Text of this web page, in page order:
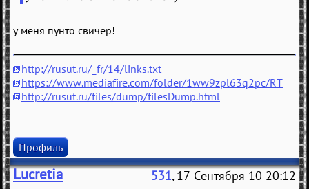
у меня пунто свичер!
http://rusut.ru/_fr/14/links.txt
https://www.mediafire.com/folder/1ww9zpl63q2pc/RT
http://rusut.ru/files/dump/filesDump.html
Профиль
Lucretia 531, 17 Сентября 10 20:12